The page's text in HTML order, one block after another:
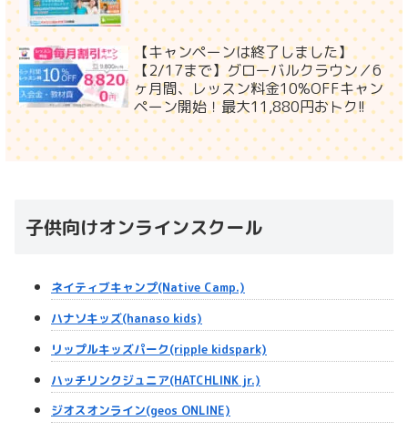
【キャンペーンは終了しました】
【2/17まで】グローバルクラウン／6
ヶ月間、レッスン料金10%OFFキャン
ペーン開始！最大11,880円おトク!!
子供向けオンラインスクール
ネイティブキャンプ(Native Camp.)
ハナソキッズ(hanaso kids)
リップルキッズパーク(ripple kidspark)
ハッチリンクジュニア(HATCHLINK jr.)
ジオスオンライン(geos ONLINE)